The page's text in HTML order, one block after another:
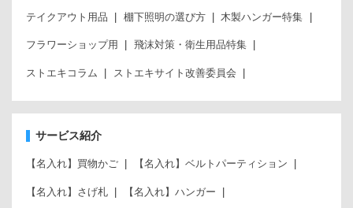
テイクアウト用品 棚下照明の選び方 木製ハンガー特集
フラワーショップ用 飛沫対策・衛生用品特集
ストエキコラム ストエキサイト改善委員会
サービス紹介
【名入れ】買物かご 【名入れ】ベルトパーティション
【名入れ】さげ札 【名入れ】ハンガー